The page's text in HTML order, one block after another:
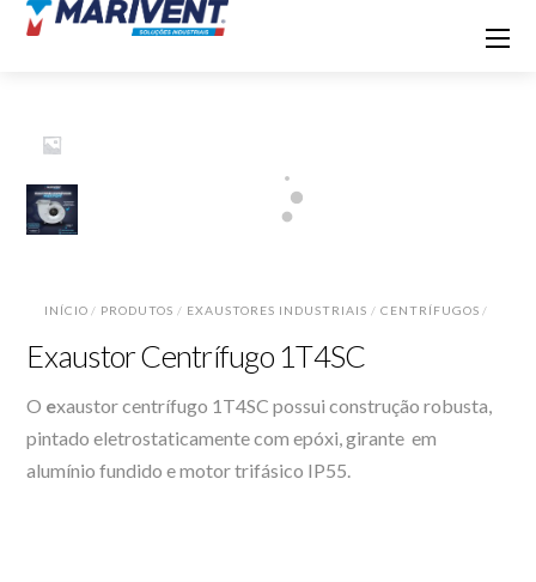
INÍCIO / PRODUTOS / EXAUSTORES INDUSTRIAIS / CENTRÍFUGOS /
Exaustor Centrífugo 1T4SC
O exaustor centrífugo 1T4SC possui construção robusta,
pintado eletrostaticamente com epóxi, girante em
alumínio fundido e motor trifásico IP55.